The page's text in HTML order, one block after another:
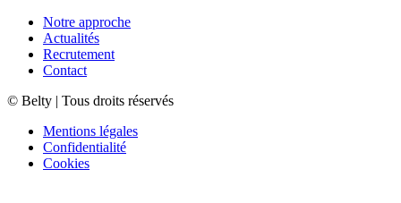
Notre approche
Actualités
Recrutement
Contact
© Belty | Tous droits réservés
Mentions légales
Confidentialité
Cookies